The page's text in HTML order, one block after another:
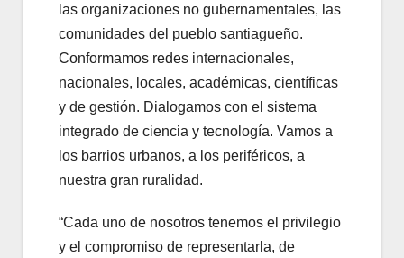
las organizaciones no gubernamentales, las
comunidades del pueblo santiagueño.
Conformamos redes internacionales,
nacionales, locales, académicas, científicas
y de gestión. Dialogamos con el sistema
integrado de ciencia y tecnología. Vamos a
los barrios urbanos, a los periféricos, a
nuestra gran ruralidad.
“Cada uno de nosotros tenemos el privilegio
y el compromiso de representarla, de